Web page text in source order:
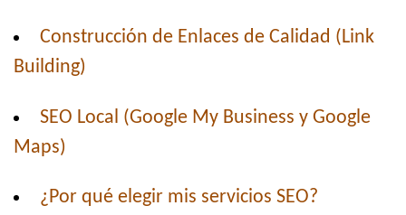
Construcción de Enlaces de Calidad (Link
Building)
SEO Local (Google My Business y Google
Maps)
¿Por qué elegir mis servicios SEO?